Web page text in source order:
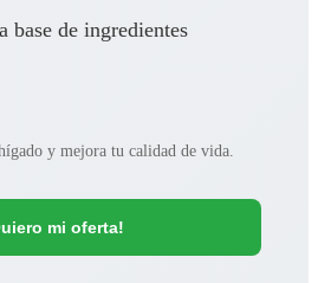
base de ingredientes
y mejora tu calidad de vida.
mi oferta!